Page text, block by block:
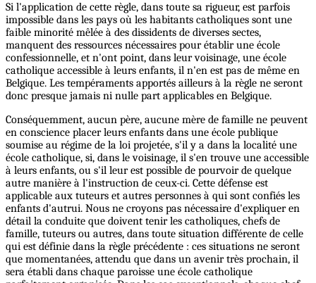
Si l'application de cette règle, dans toute sa rigueur, est parfois
impossible dans les pays où les habitants catholiques sont une
faible minorité mêlée à des dissidents de diverses sectes,
manquent des ressources nécessaires pour établir une école
confessionnelle, et n'ont point, dans leur voisinage, une école
catholique accessible à leurs enfants, il n'en est pas de même en
Belgique. Les tempéraments apportés ailleurs à la règle ne seront
donc presque jamais ni nulle part applicables en Belgique.
Conséquemment, aucun père, aucune mère de famille ne peuvent
en conscience placer leurs enfants dans une école publique
soumise au régime de la loi projetée, s'il y a dans la localité une
école catholique, si, dans le voisinage, il s'en trouve une accessible
à leurs enfants, ou s'il leur est possible de pourvoir de quelque
autre manière à l'instruction de ceux-ci. Cette défense est
applicable aux tuteurs et autres personnes à qui sont confiés les
enfants d'autrui. Nous ne croyons pas nécessaire d'expliquer en
détail la conduite que doivent tenir les catholiques, chefs de
famille, tuteurs ou autres, dans toute situation différente de celle
qui est définie dans la règle précédente : ces situations ne seront
que momentanées, attendu que dans un avenir très prochain, il
sera établi dans chaque paroisse une école catholique